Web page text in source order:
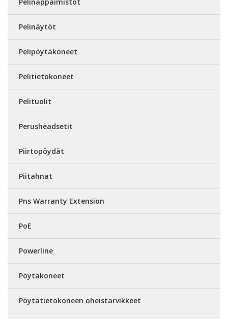
Pelinäytöt
Pelipöytäkoneet
Pelitietokoneet
Pelituolit
Perusheadsetit
Piirtopöydät
Piitahnat
Pns Warranty Extension
PoE
Powerline
Pöytäkoneet
Pöytätietokoneen oheistarvikkeet